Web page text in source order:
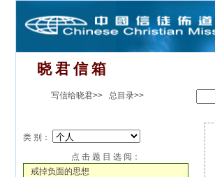
晓 君 信 箱
写信给晓君>> 总目录>>
类 别：
点 击 题 目 选 阅：
戒掉负面的思想